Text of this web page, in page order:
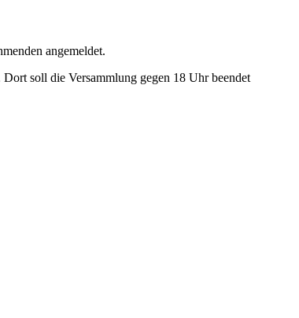
angemeldet.
soll die Versammlung gegen 18 Uhr beendet